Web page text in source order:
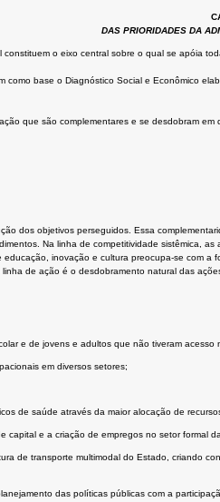
DAS PRIORIDADES DA
o eixo central sobre o qual se apóia
base o Diagnóstico Social e Econômico
que são complementares e se desdobram
dos objetivos perseguidos. Essa
Na linha de competitividade sistêmica,
inovação e cultura preocupa-se com
de ação é o desdobramento natural das
e de jovens e adultos que não tiveram acesso
em diversos setores;
de saúde através da maior alocação de
capital e a criação de empregos no setor formal
de transporte multimodal do Estado, criando
das políticas públicas com a